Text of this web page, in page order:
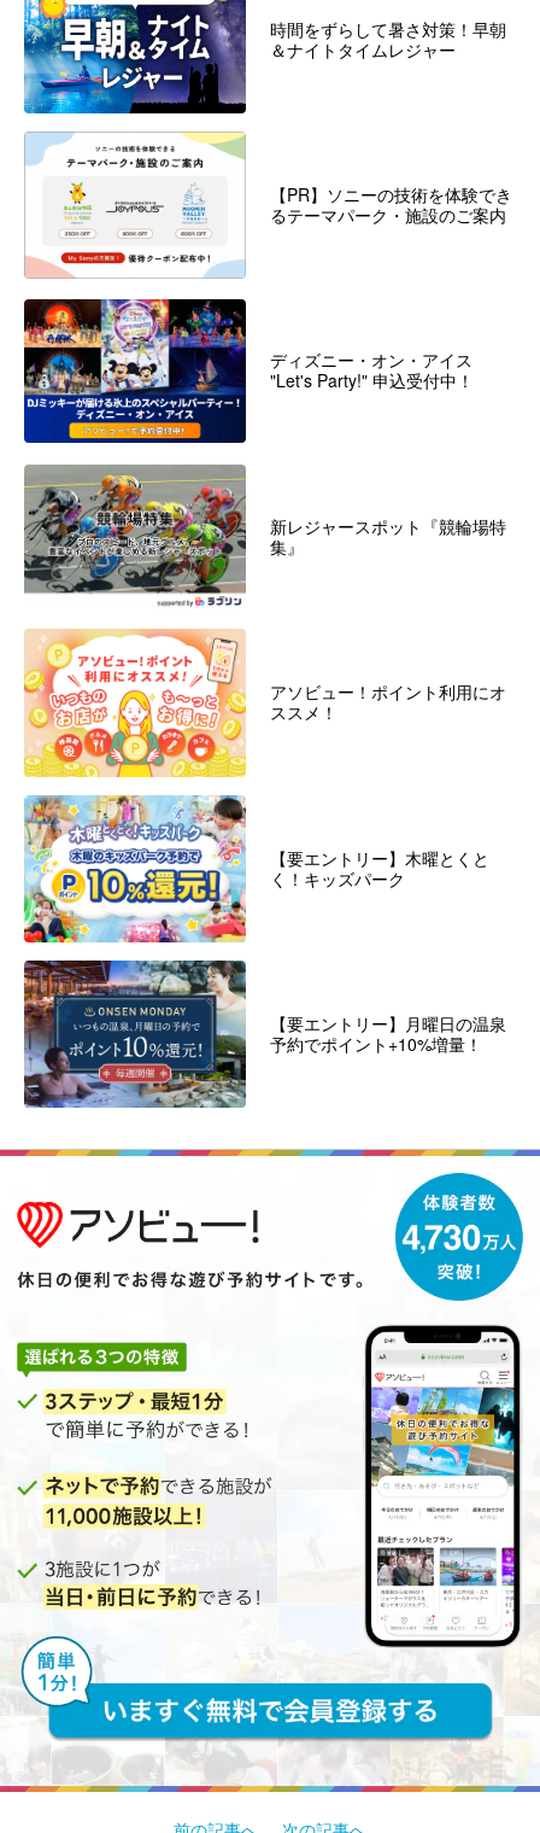
時間をずらして暑さ対策！早朝
＆ナイトタイムレジャー
【PR】ソニーの技術を体験でき
るテーマパーク・施設のご案内
ディズニー・オン・アイス
"Let's Party!" 申込受付中！
新レジャースポット『競輪場特
集』
アソビュー！ポイント利用にオ
ススメ！
【要エントリー】木曜とくと
く！キッズパーク
【要エントリー】月曜日の温泉
予約でポイント+10%増量！